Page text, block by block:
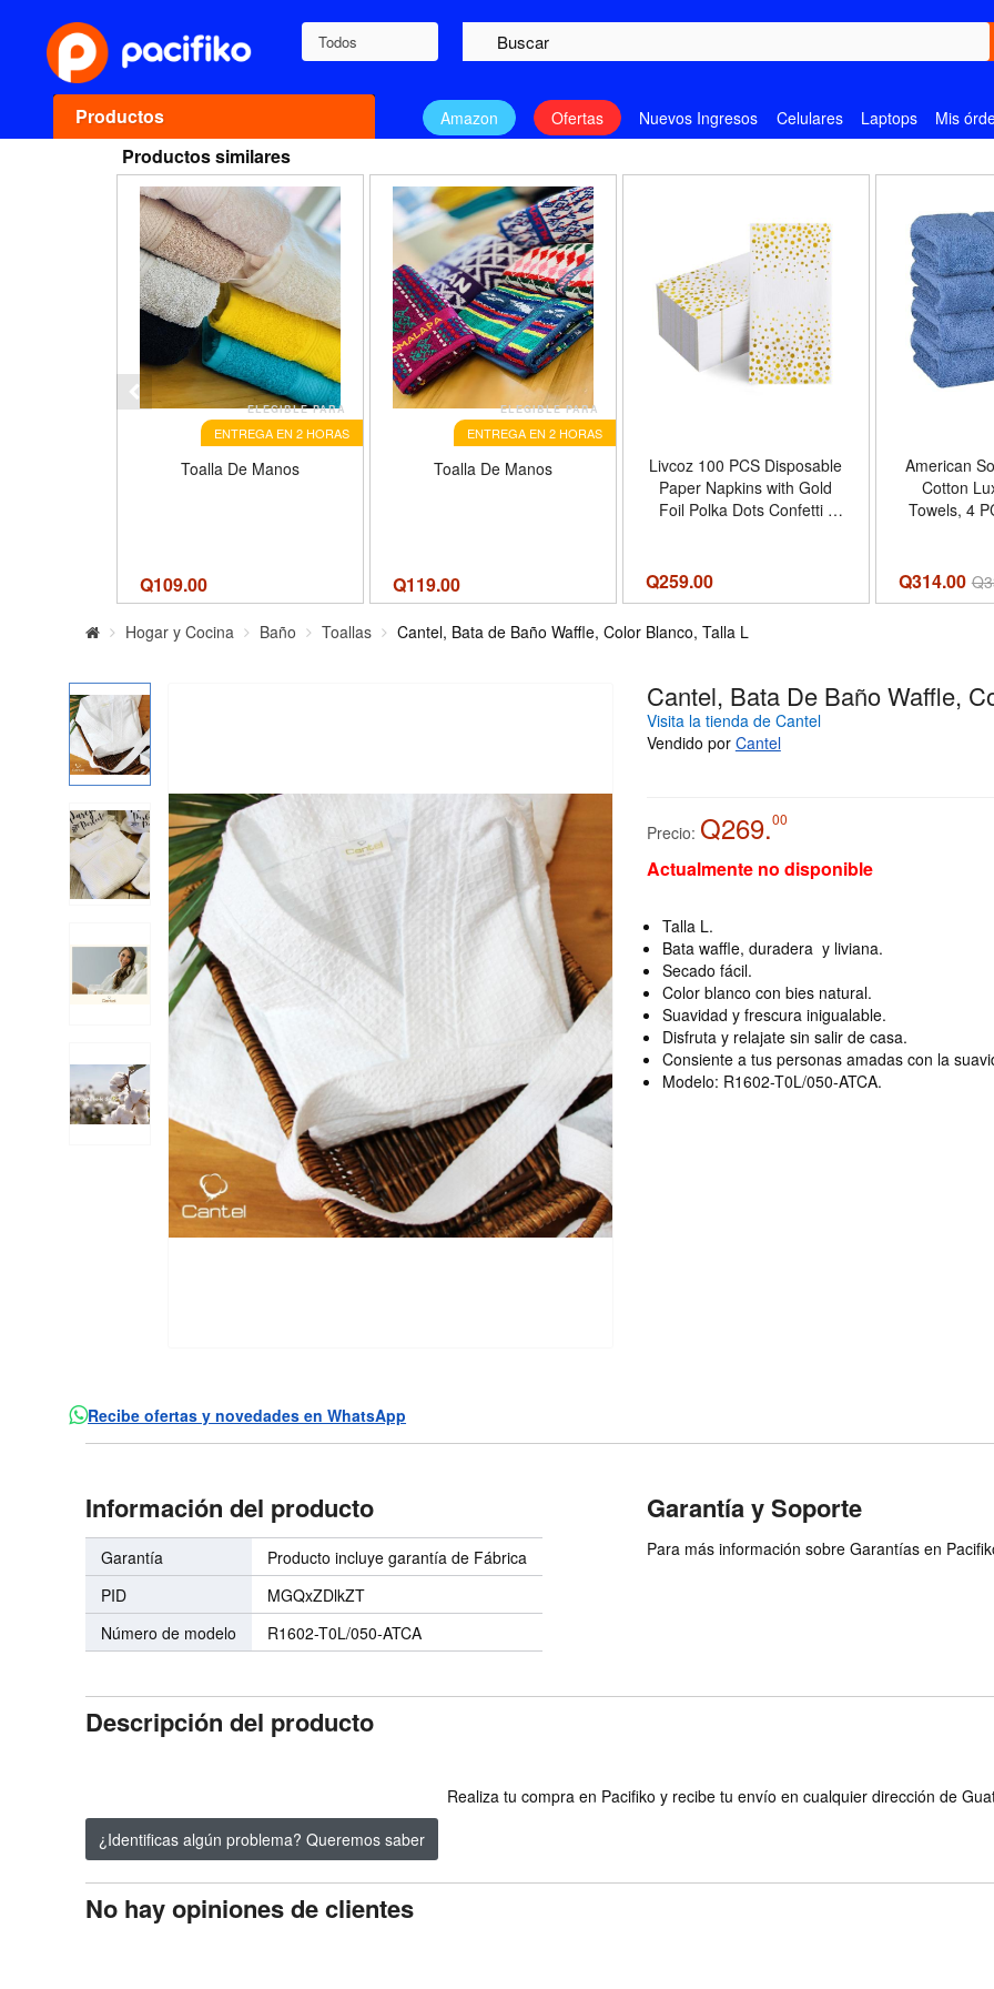
Todos
Productos Amazon Ofertas Nuevos Ingresos Celulares Laptops Mis
Productos similares
ELEGIBLE PARA
ENTREGA EN 2 HORAS
Toalla De Manos
Q109.00
ELEGIBLE PARA
ENTREGA EN 2 HORAS
Toalla De Manos
Q119.00
Livcoz 100 PCS Disposable
Paper Napkins with Gold
Foil Polka Dots Confetti |
Guest Napkin, Kitchen
Dinning Table Party Decor 8
x 4 Inches
Q259.00
American
Cotton
Towels, 4
100
Machine
Q314.00 Q
Hogar y Cocina Baño Toallas Cantel, Bata de Baño Waffle, Color Blanco, Talla L
Cantel, Bata De Baño Waffle,
Visita la tienda de Cantel
Vendido por Cantel
Precio: Q269.00
Actualmente no disponible
Talla L.
Bata waffle, duradera y liviana.
Secado fácil.
Color blanco con bies natural.
Suavidad y frescura inigualable.
Disfruta y relajate sin salir de casa.
Consiente a tus personas amadas con la
Modelo: R1602-T0L/050-ATCA.
Recibe ofertas y novedades en WhatsApp
Información del producto
Garantía
Producto incluye garantía de Fábrica
PID
MGQxZDlkZT
Número de modelo
R1602-T0L/050-ATCA
Garantía y Soporte
Para más información sobre Garantías en
Descripción del producto
Realiza tu compra en Pacifiko y recibe tu envío en cualquier dirección de
¿Identificas algún problema? Queremos saber
No hay opiniones de clientes